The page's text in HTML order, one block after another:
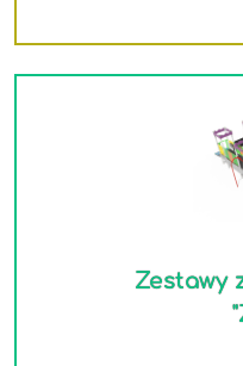
Zestawy